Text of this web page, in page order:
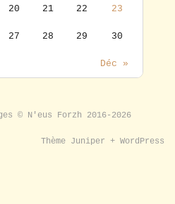
Déc »
20 21 22 23
27 28 29 30
© N'eus Forzh 2016-2026
Thème Juniper + WordPress